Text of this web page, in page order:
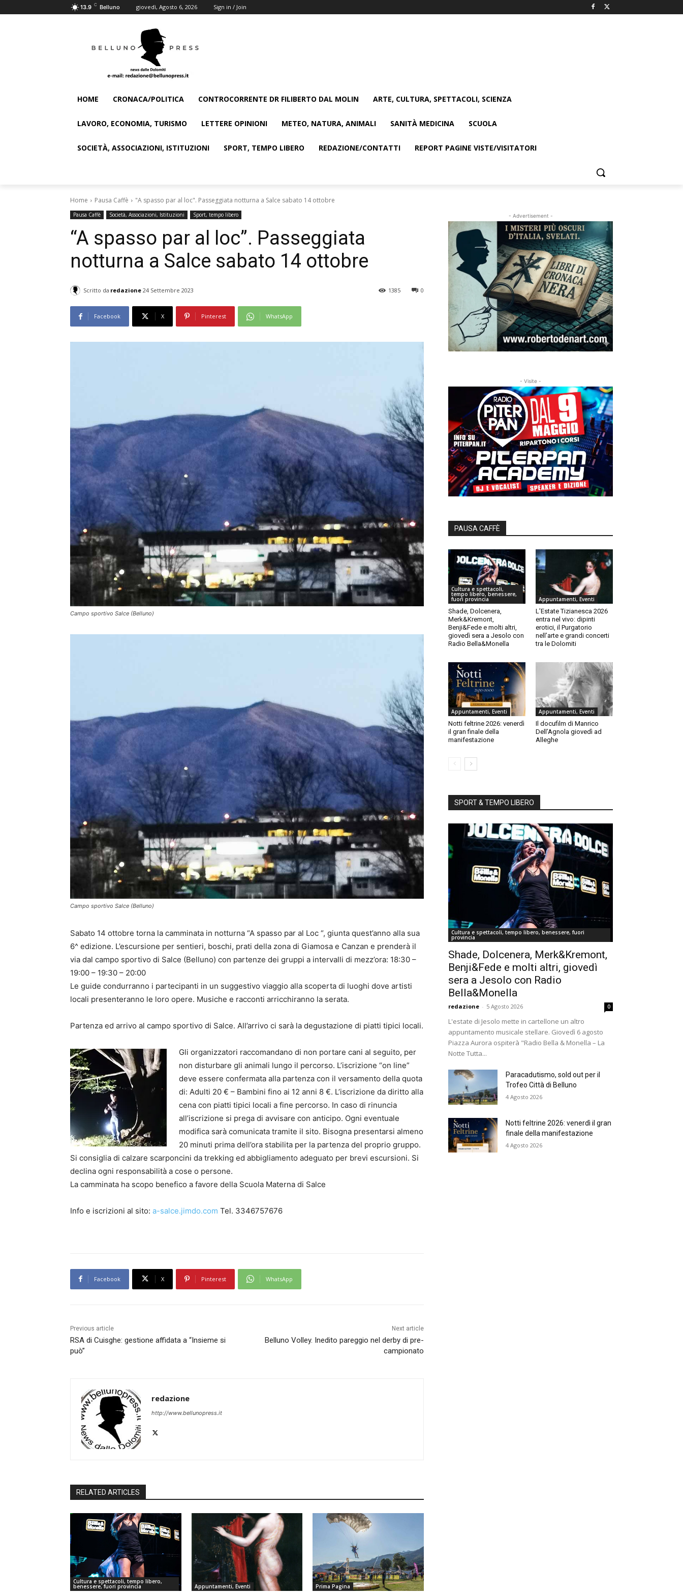
13.9 C Belluno giovedì, Agosto 6, 2026 Sign in / Join
HOME CRONACA/POLITICA CONTROCORRENTE DR FILIBERTO DAL MOLIN ARTE, CULTURA, SPETTACOLI, SCIENZA
LAVORO, ECONOMIA, TURISMO LETTERE OPINIONI METEO, NATURA, ANIMALI SANITÀ MEDICINA SCUOLA
SOCIETÀ, ASSOCIAZIONI, ISTITUZIONI SPORT, TEMPO LIBERO REDAZIONE/CONTATTI REPORT PAGINE VISTE/VISITATORI
Home Pausa Caffè "A spasso par al loc". Passeggiata notturna a Salce sabato 14 ottobre
Pausa Caffè Società, Associazioni, Istituzioni Sport, tempo libero
“A spasso par al loc”. Passeggiata
notturna a Salce sabato 14 ottobre
Scritto da redazione 24 Settembre 2023 0
1385
Facebook X Pinterest WhatsApp
Campo sportivo Salce (Belluno)
Campo sportivo Salce (Belluno)
Sabato 14 ottobre torna la camminata in notturna “A spasso par al Loc “, giunta quest’anno alla sua
6^ edizione. L’escursione per sentieri, boschi, prati della zona di Giamosa e Canzan e prenderà il
via dal campo sportivo di Salce (Belluno) con partenze dei gruppi a intervalli di mezz’ora: 18:30 –
19:00 – 19:30 – 20:00
Le guide condurranno i partecipanti in un suggestivo viaggio alla scoperta di luoghi dove artisti
locali presenteranno le loro opere. Musiche e racconti arricchiranno la serata.
Partenza ed arrivo al campo sportivo di Salce. All’arrivo ci sarà la degustazione di piatti tipici locali.
Gli organizzatori raccomandano di non portare cani al seguito, per
non disturbare gli animali lungo il percorso. L’iscrizione “on line”
deve essere confermata alla partenza con il versamento della quota
di: Adulti 20 € – Bambini fino ai 12 anni 8 €. L’iscrizione da diritto alla
cena con piatti tipici locali a fine percorso. In caso di rinuncia
all’iscrizione si prega di avvisare con anticipo. Ogni eventuale
modifica sarà comunicata tramite il sito. Bisogna presentarsi almeno
20 minuti prima dell’ora stabilita per la partenza del proprio gruppo.
Si consiglia di calzare scarponcini da trekking ed abbigliamento adeguato per brevi escursioni. Si
declina ogni responsabilità a cose o persone.
La camminata ha scopo benefico a favore della Scuola Materna di Salce
Info e iscrizioni al sito: a-salce.jimdo.com Tel. 3346757676
Facebook X Pinterest WhatsApp
Previous article
RSA di Cuisghe: gestione affidata a “Insieme si
può”
Next article
Belluno Volley. Inedito pareggio nel derby di pre-
campionato
redazione
http://www.bellunopress.it
RELATED ARTICLES
Cultura e spettacoli, tempo libero,
benessere, fuori provincia Appuntamenti, Eventi Prima Pagina
- Advertisement -
- Visite -
PAUSA CAFFÈ
Cultura e spettacoli,
tempo libero, benessere,
fuori provincia
Shade, Dolcenera,
Merk&Kremont,
Benji&Fede e molti altri,
giovedì sera a Jesolo con
Radio Bella&Monella
Appuntamenti, Eventi
L’Estate Tizianesca 2026
entra nel vivo: dipinti
erotici, il Purgatorio
nell’arte e grandi concerti
tra le Dolomiti
Appuntamenti, Eventi
Notti feltrine 2026: venerdì
il gran finale della
manifestazione
Appuntamenti, Eventi
Il docufilm di Manrico
Dell’Agnola giovedì ad
Alleghe
SPORT & TEMPO LIBERO
Cultura e spettacoli, tempo libero, benessere, fuori
provincia
Shade, Dolcenera, Merk&Kremont,
Benji&Fede e molti altri, giovedì
sera a Jesolo con Radio
Bella&Monella
redazione - 5 Agosto 2026 0
L'estate di Jesolo mette in cartellone un altro
appuntamento musicale stellare. Giovedì 6 agosto
Piazza Aurora ospiterà "Radio Bella & Monella – La
Notte Tutta...
Paracadutismo, sold out per il
Trofeo Città di Belluno
4 Agosto 2026
Notti feltrine 2026: venerdì il gran
finale della manifestazione
4 Agosto 2026